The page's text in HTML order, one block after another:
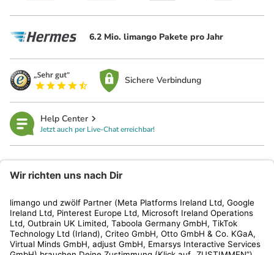
6.2 Mio. limango Pakete pro Jahr
Sichere Verbindung
Help Center
Jetzt auch per Live-Chat erreichbar!
Kundenservice
Shop